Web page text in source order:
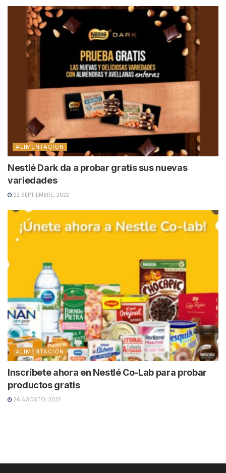
ALIMENTACIÓN
Nestlé Dark da a probar gratis sus nuevas
variedades
22 SEPTIEMBRE, 2022
ALIMENTACIÓN
Inscríbete ahora en Nestlé Co-Lab para probar
productos gratis
26 AGOSTO, 2022